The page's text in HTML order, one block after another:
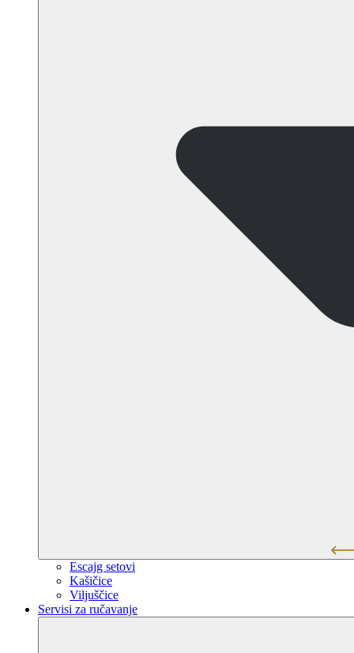
Escajg setovi
Kašičice
Viljuščice
Servisi za ručavanje